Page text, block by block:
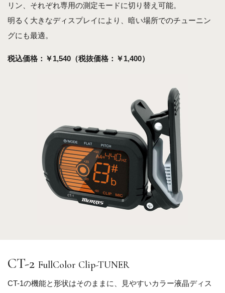
リン、それぞれ専用の測定モードに切り替え可能。
明るく大きなディスプレイにより、暗い場所でのチューニン
グにも最適。
税込価格：￥1,540（税抜価格：￥1,400）
CT-2 FullColor Clip-TUNER
CT-1の機能と形状はそのままに、見やすいカラー液晶ディス